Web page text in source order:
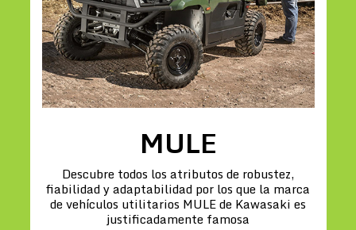
MULE
Descubre todos los atributos de robustez,
fiabilidad y adaptabilidad por los que la marca
de vehículos utilitarios MULE de Kawasaki es
justificadamente famosa